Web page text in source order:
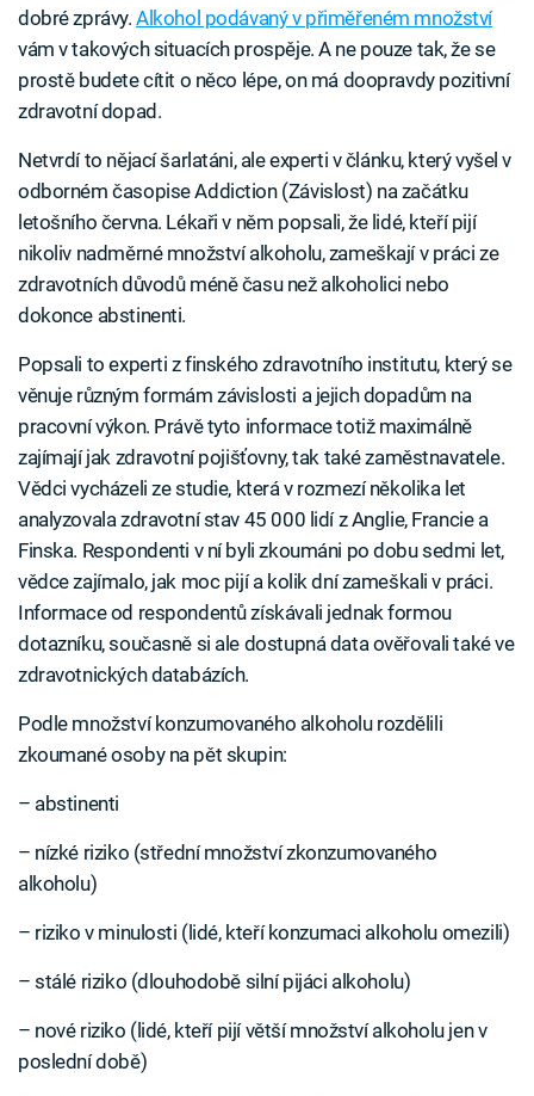
dobré zprávy.Alkohol podávaný v přiměřeném množství
vám v takových situacích prospěje. A ne pouze tak, že se
prostě budete cítit o něco lépe, on má doopravdy pozitivní
zdravotní dopad.
Netvrdí to nějací šarlatáni, ale experti v článku, který vyšel v
odborném časopise Addiction (Závislost) na začátku
letošního června. Lékaři v něm popsali, že lidé, kteří pijí
nikoliv nadměrné množství alkoholu, zameškají v práci ze
zdravotních důvodů méně času než alkoholici nebo
dokonce abstinenti.
Popsali to experti z finského zdravotního institutu, který se
věnuje různým formám závislosti a jejich dopadům na
pracovní výkon. Právě tyto informace totiž maximálně
zajímají jak zdravotní pojišťovny, tak také zaměstnavatele.
Vědci vycházeli ze studie, která v rozmezí několika let
analyzovala zdravotní stav 45 000 lidí z Anglie, Francie a
Finska. Respondenti v ní byli zkoumáni po dobu sedmi let,
vědce zajímalo, jak moc pijí a kolik dní zameškali v práci.
Informace od respondentů získávali jednak formou
dotazníku, současně si ale dostupná data ověřovali také ve
zdravotnických databázích.
Podle množství konzumovaného alkoholu rozdělili
zkoumané osoby na pět skupin:
– abstinenti
– nízké riziko (střední množství zkonzumovaného
alkoholu)
– riziko v minulosti (lidé, kteří konzumaci alkoholu omezili)
– stálé riziko (dlouhodobě silní pijáci alkoholu)
– nové riziko (lidé, kteří pijí větší množství alkoholu jen v
poslední době)